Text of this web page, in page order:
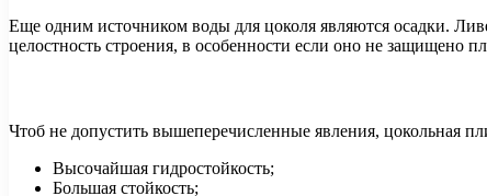
Еще одним источником воды для цоколя являются осадки.
целостность строения, в особенности если оно не защищено
Чтоб не допустить вышеперечисленные явления, цокольная
Высочайшая гидростойкость;
Большая стойкость;